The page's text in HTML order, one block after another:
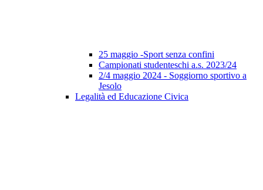
25 maggio -Sport senza confini
Campionati studenteschi a.s. 2023/24
2/4 maggio 2024 - Soggiorno sportivo a
Jesolo
Legalità ed Educazione Civica